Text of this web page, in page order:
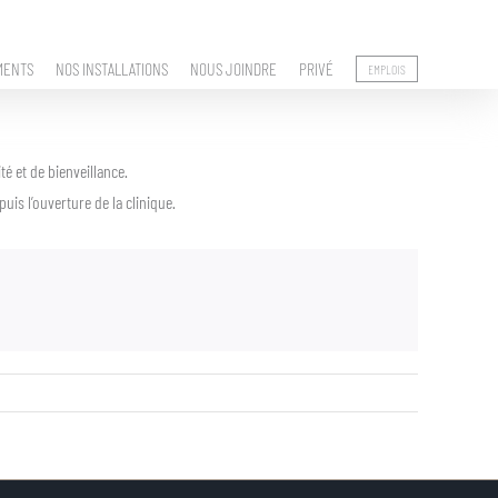
NOS INSTALLATIONS NOUS JOINDRE PRIVÉ EMPLOIS
et de bienveillance.
l’ouverture de la clinique.